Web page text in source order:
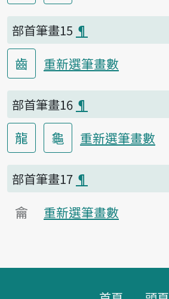
部首筆畫15 ¶
齒 重新選筆畫數
部首筆畫16 ¶
龍 龜 重新選筆畫數
部首筆畫17 ¶
龠 重新選筆畫數